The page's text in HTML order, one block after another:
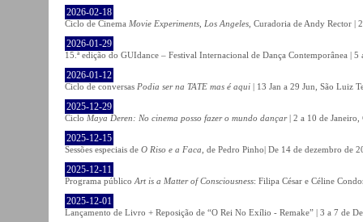
2026-02-18
Ciclo de Cinema Movie Experiments, Los Angeles , Curadoria de Andy Rector
2026-01-29
15.ª edição do GUIdance – Festival Internacional de Dança Contemporânea |
2026-01-12
Ciclo de conversas Podia ser na TATE mas é aqui | 13 Jan a 29 Jun, São Luiz
2025-12-29
Ciclo Maya Deren: No cinema posso fazer o mundo dançar| 2 a 10 de Janeiro,
2025-12-15
Sessões especiais de O Riso e a Faca , de Pedro Pinho| De 14 de dezembro de
2025-12-11
Programa público Art is a Matter of Consciousness: Filipa César e Céline
2025-12-01
Lançamento de Livro + Reposição de “O Rei No Exílio - Remake” | 3 a 7 de